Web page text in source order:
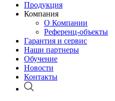
Продукция
Компания
О Компании
Референц-объекты
Гарантия и сервис
Наши партнеры
Обучение
Новости
Контакты